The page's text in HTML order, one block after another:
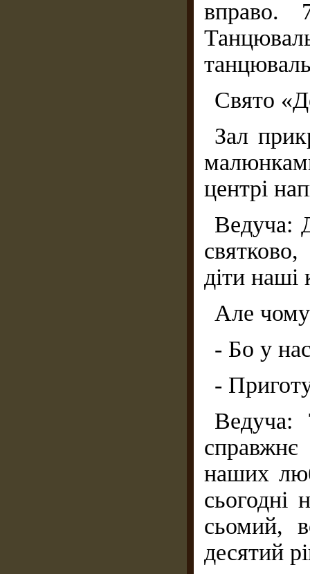
вправо.
Свято
Зал
центрі
Ведуча:
діти наші
Але
- Бо у
-
Ведуча:
наших
сьогодні
сьомий,
десятий